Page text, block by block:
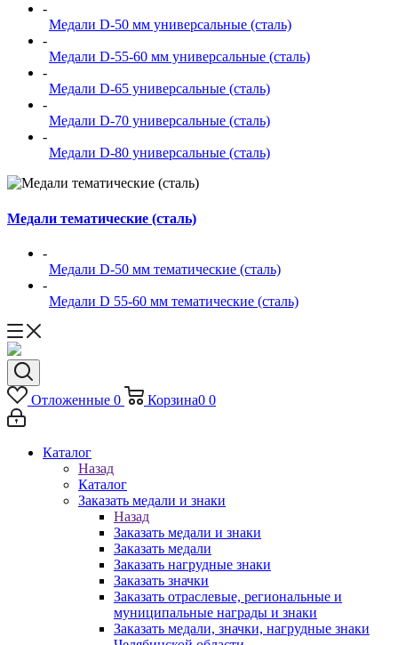
-
Медали D-50 мм универсальные (сталь)
-
Медали D-55-60 мм универсальные (сталь)
-
Медали D-65 универсальные (сталь)
-
Медали D-70 универсальные (сталь)
-
Медали D-80 универсальные (сталь)
Медали тематические (сталь)
-
Медали D-50 мм тематические (сталь)
-
Медали D 55-60 мм тематические (сталь)
Отложенные 0 Корзина0 0
Каталог
Назад
Каталог
Заказать медали и знаки
Назад
Заказать медали и знаки
Заказать медали
Заказать нагрудные знаки
Заказать значки
Заказать отраслевые, региональные и
муниципальные награды и знаки
Заказать медали, значки, нагрудные знаки